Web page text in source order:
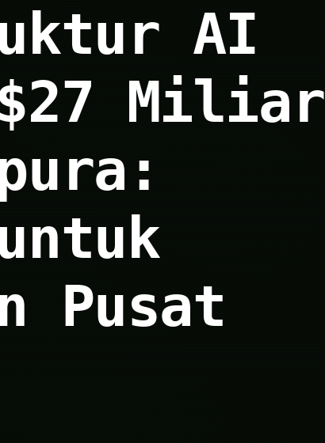
AI
Miliar
Pusat